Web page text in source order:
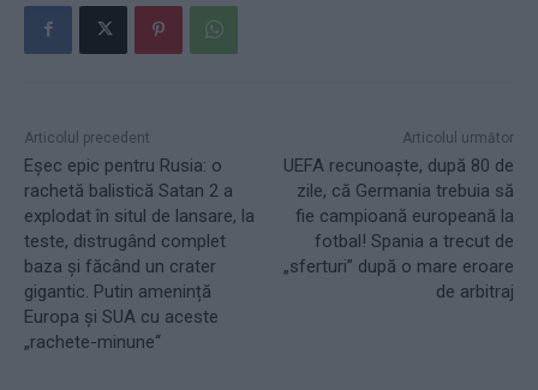
Articolul precedent
Eșec epic pentru Rusia: o
rachetă balistică Satan 2 a
explodat în situl de lansare, la
teste, distrugând complet
baza și făcând un crater
gigantic. Putin amenință
Europa și SUA cu aceste
„rachete-minune“
Articolul următor
UEFA recunoaște, după 80 de
zile, că Germania trebuia să
fie campioană europeană la
fotbal! Spania a trecut de
„sferturi” după o mare eroare
de arbitraj